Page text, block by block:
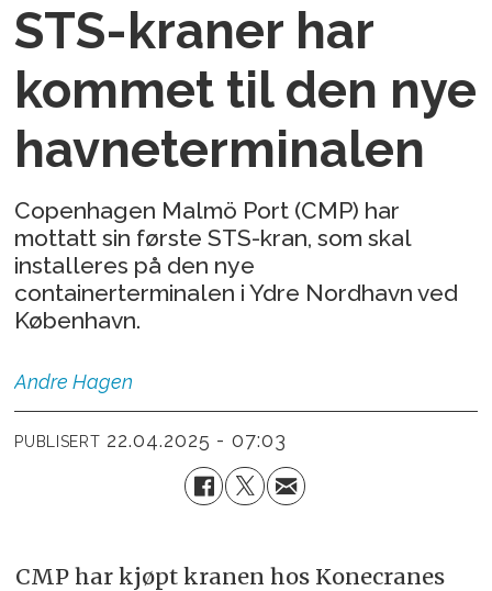
STS-kraner har
kommet til den nye
havneterminalen
Copenhagen Malmö Port (CMP) har
mottatt sin første STS-kran, som skal
installeres på den nye
containerterminalen i Ydre Nordhavn ved
København.
Andre Hagen
PUBLISERT 22.04.2025 - 07:03
CMP har kjøpt kranen hos Konecranes